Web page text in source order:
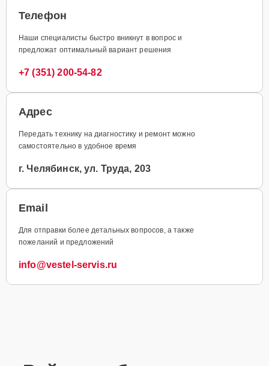
Телефон
Наши специалисты быстро вникнут в вопрос и
предложат оптимальный вариант решения
+7 (351) 200-54-82
Адрес
Передать технику на диагностику и ремонт можно
самостоятельно в удобное время
г. Челябинск, ул. Труда, 203
Email
Для отправки более детальных вопросов, а также
пожеланий и предложений
info@vestel-servis.ru